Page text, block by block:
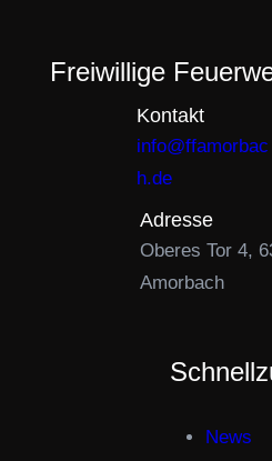
Freiwillige
Kontakt
info@ffamorbac
h.de
Adresse
Oberes Tor 4,
Amorbach
News